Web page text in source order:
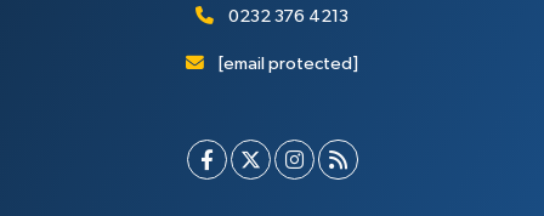
0232 376 4213
[email protected]